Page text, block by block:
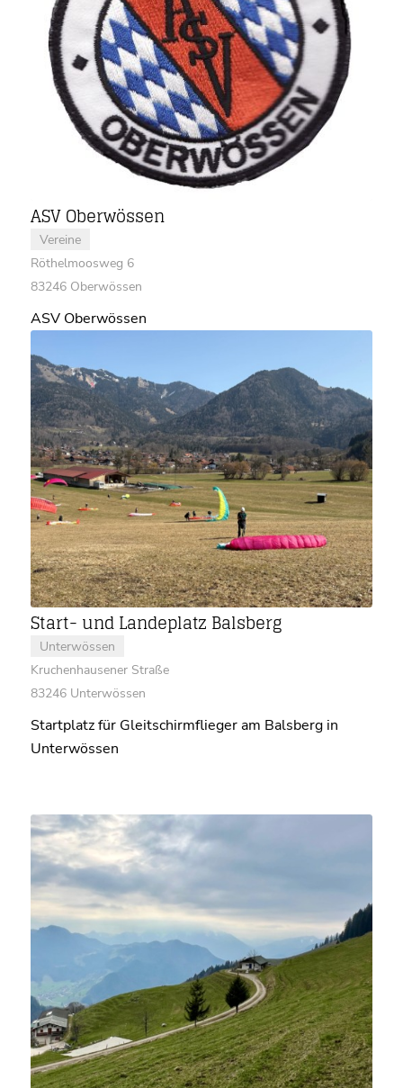
ASV Oberwössen
Vereine
Röthelmoosweg 6
83246 Oberwössen
ASV Oberwössen
Start- und Landeplatz Balsberg
Unterwössen
Kruchenhausener Straße
83246 Unterwössen
Startplatz für Gleitschirmflieger am Balsberg in
Unterwössen